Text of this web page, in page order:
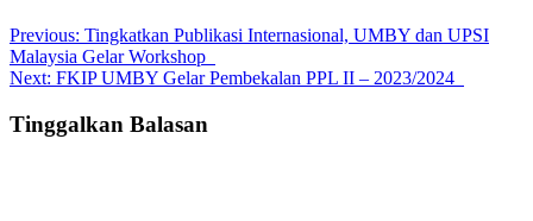
Post
navigation
Previous: Tingkatkan Publikasi Internasional, UMBY dan UPSI
Malaysia Gelar Workshop
Next: FKIP UMBY Gelar Pembekalan PPL II – 2023/2024
Tinggalkan Balasan